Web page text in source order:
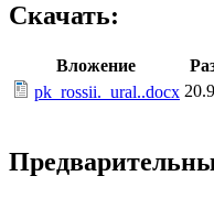
Скачать:
Вложение
pk_rossii._ural..docx